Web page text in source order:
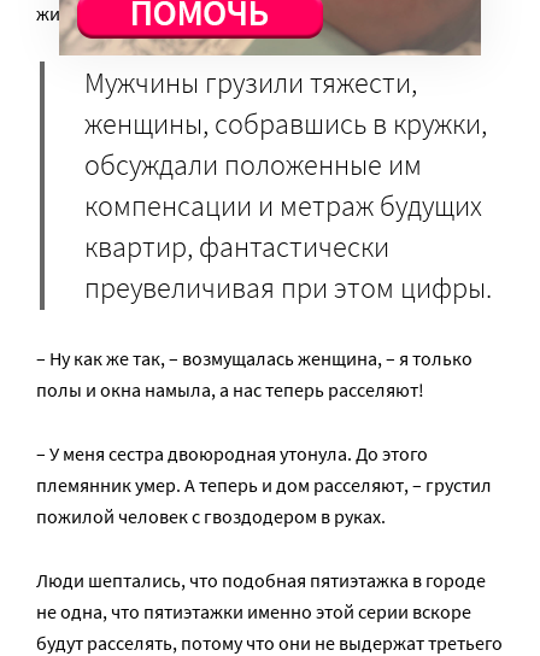
жизни.
Мужчины грузили тяжести,
женщины, собравшись в кружки,
обсуждали положенные им
компенсации и метраж будущих
квартир, фантастически
преувеличивая при этом цифры.
– Ну как же так, – возмущалась женщина, – я только
полы и окна намыла, а нас теперь расселяют!
– У меня сестра двоюродная утонула. До этого
племянник умер. А теперь и дом расселяют, – грустил
пожилой человек с гвоздодером в руках.
Люди шептались, что подобная пятиэтажка в городе
не одна, что пятиэтажки именно этой серии вскоре
будут расселять, потому что они не выдержат третьего